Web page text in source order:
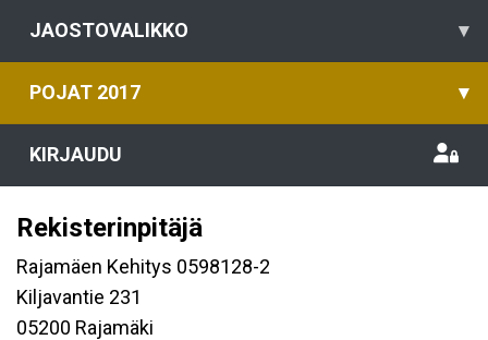
JAOSTOVALIKKO ▾
POJAT 2017 ▾
KIRJAUDU
Rekisterinpitäjä
Rajamäen Kehitys 0598128-2
Kiljavantie 231
05200 Rajamäki